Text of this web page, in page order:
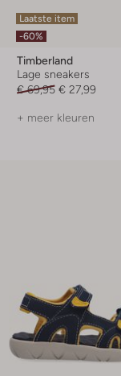
Laatste item
-60%
Timberland
Lage sneakers
€ 69,95 € 27,99
+ meer kleuren